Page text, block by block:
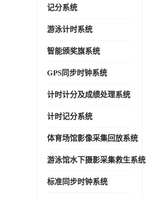
记分系统
游泳计时系统
智能颁奖旗系统
GPS同步时钟系统
计时计分及成绩处理系统
计时记分系统
体育场馆影像采集回放系统
游泳馆水下摄影采集救生系统
标准同步时钟系统